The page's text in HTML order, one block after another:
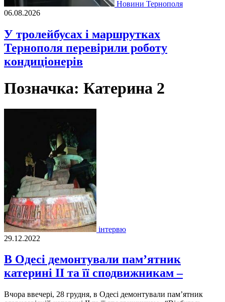
Новини Тернополя
06.08.2026
У тролейбусах і маршрутках
Тернополя перевірили роботу
кондиціонерів
Позначка: Катерина 2
інтервю
29.12.2022
В Одесі демонтували пам’ятник
катерині II та її сподвижникам –
Вчора ввечерi, 28 грудня, в Одесi демонтували пам’ятник